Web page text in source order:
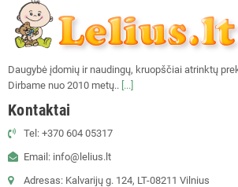
Daugybė įdomių ir naudingų, kruopščiai atrinktų
Dirbame nuo 2010 metų.. [...]
Kontaktai
Tel: +370 604 05317
Email: info@lelius.lt
Adresas: Kalvarijų g. 124, LT-08211 Vilnius